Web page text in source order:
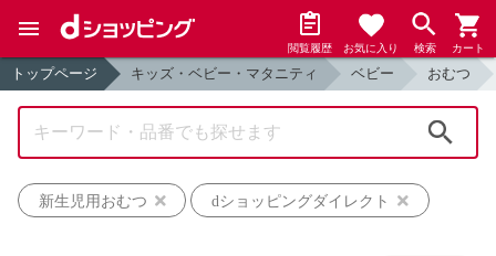
閲覧履歴 お気に入り 検索 カート
トップページ キッズ・ベビー・マタニティ ベビー おむつ
新生児用おむつ
dショッピングダイレクト